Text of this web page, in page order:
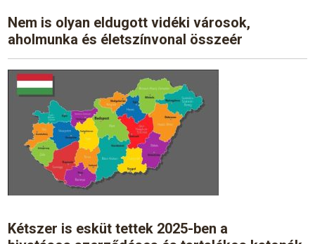
Nem is olyan eldugott vidéki városok,
aholmunka és életszínvonal összeér
Kétszer is esküt tettek 2025-ben a